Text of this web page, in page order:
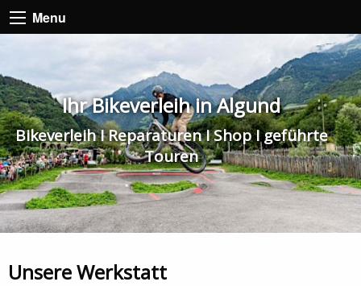
Menu
Ihr Bikeverleih in Algund
Bikeverleih I Reparaturen I Shop I geführte
Touren
Unsere Werkstatt